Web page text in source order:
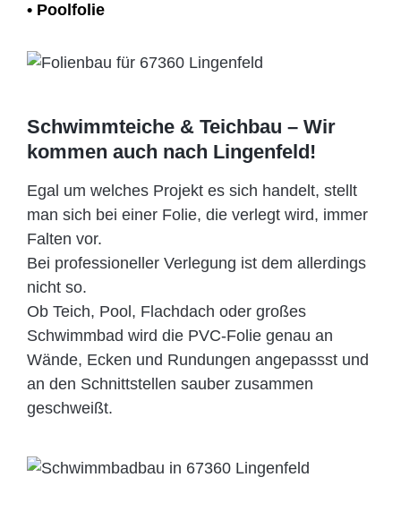
• Poolfolie
Schwimmteiche & Teichbau – Wir
kommen auch nach Lingenfeld!
Egal um welches Projekt es sich handelt, stellt
man sich bei einer Folie, die verlegt wird, immer
Falten vor.
Bei professioneller Verlegung ist dem allerdings
nicht so.
Ob Teich, Pool, Flachdach oder großes
Schwimmbad wird die PVC-Folie genau an
Wände, Ecken und Rundungen angepassst und
an den Schnittstellen sauber zusammen
geschweißt.